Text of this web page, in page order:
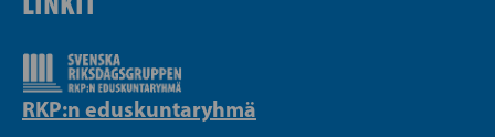
RKP:n eduskuntaryhmä